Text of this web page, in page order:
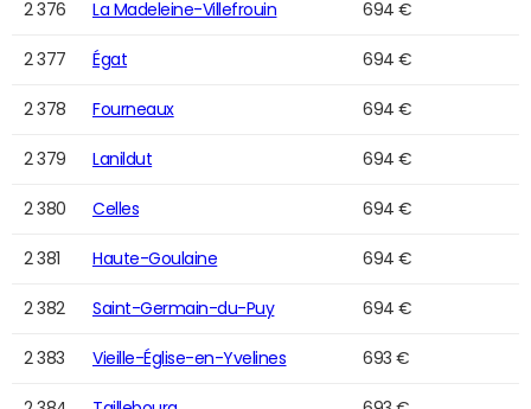
2 376 La Madeleine-Villefrouin 694 €
2 377 Égat 694 €
2 378 Fourneaux 694 €
2 379 Lanildut 694 €
2 380 Celles 694 €
2 381 Haute-Goulaine 694 €
2 382 Saint-Germain-du-Puy 694 €
2 383 Vieille-Église-en-Yvelines 693 €